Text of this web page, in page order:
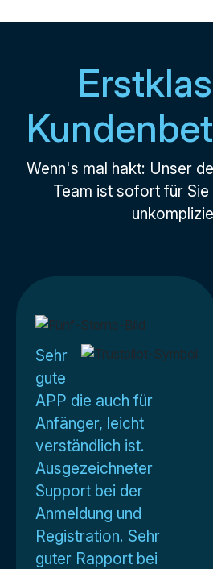
Wenn's mal hakt: Unser
Team ist sofort für Sie
Sehr
gute
APP die auch für
Anfänger, leicht
verständlich ist.
Ausgezeichneter
Support bei der
Anmeldung und
Registration. Sehr
guter Rapport bei